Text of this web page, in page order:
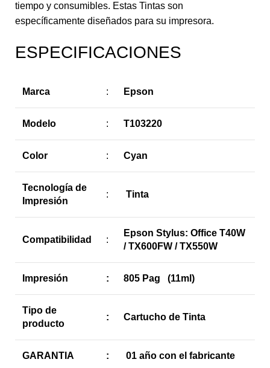
tiempo y consumibles. Estas Tintas son
específicamente diseñados para su impresora.
ESPECIFICACIONES
Marca : Epson
Modelo : T103220
Color : Cyan
Tecnología de
Impresión
: Tinta
Compatibilidad :
Epson Stylus: Office T40W
/ TX600FW / TX550W
Impresión : 805 Pag (11ml)
Tipo de
producto
: Cartucho de Tinta
GARANTIA : 01 año con el fabricante